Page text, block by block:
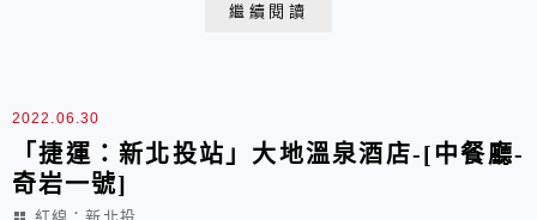
繼續閱讀
2022.06.30
「捷運：新北投站」大地溫泉酒店-[中餐廳-
奇岩一號]